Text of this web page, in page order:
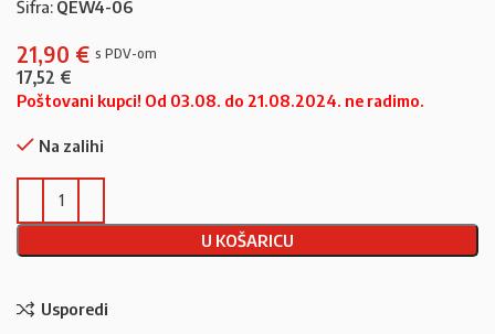
Šifra: QEW4-06
21,90 €
17,52 €
Poštovani kupci! Od 03.08. do 21.08.2024. ne radimo.
Na zalihi
U KOŠARICU
Usporedi